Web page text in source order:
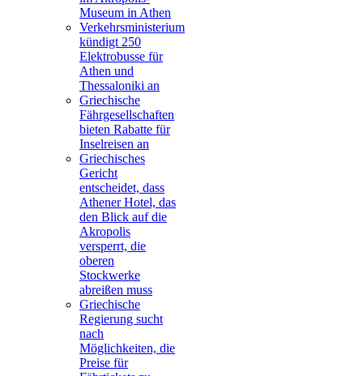
Museum in Athen
Verkehrsministerium
kündigt 250
Elektrobusse für
Athen und
Thessaloniki an
Griechische
Fährgesellschaften
bieten Rabatte für
Inselreisen an
Griechisches
Gericht
entscheidet, dass
Athener Hotel, das
den Blick auf die
Akropolis
versperrt, die
oberen
Stockwerke
abreißen muss
Griechische
Regierung sucht
nach
Möglichkeiten, die
Preise für